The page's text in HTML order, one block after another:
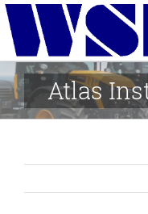
Skip
content
Atlas